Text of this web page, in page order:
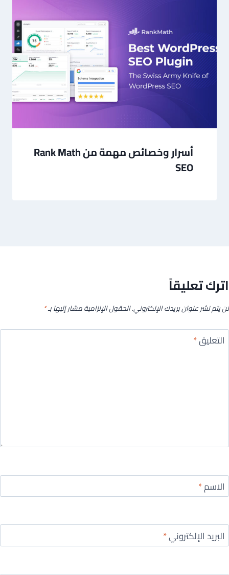
أسرار وخصائص مهمة من Rank Math
SEO
اترك تعليقاً
لن يتم نشر عنوان بريدك الإلكتروني.الحقول الإلزامية مشار إليها بـ*
التعليق*
الاسم*
البريد الإلكتروني*